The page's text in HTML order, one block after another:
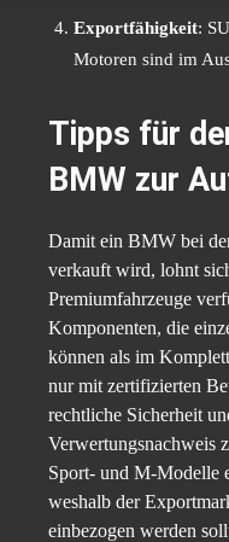
Exportfähigkeit:
Motoren sind im
Tipps für
BMW zur
Damit ein BMW bei
verkauft wird, lohnt
Premiumfahrzeuge
Komponenten, die
können als im
nur mit zertifizierten
rechtliche Sicherheit
Verwertungsnachweis
Sport- und M-Modelle
weshalb der
einbezogen werden